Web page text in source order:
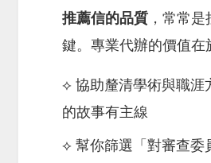
推薦信的品質 ，常常
鍵。專業代辦的價值在
⟡ 協助釐清學術與職涯
的故事有主線
⟡ 幫你篩選「對審查委